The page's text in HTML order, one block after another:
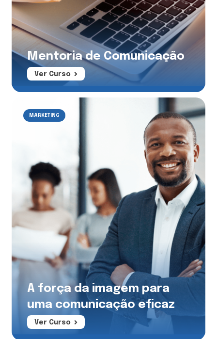
Mentoria de Comunicação
Ver Curso
MARKETING
A força da imagem para
uma comunicação eficaz
Ver Curso